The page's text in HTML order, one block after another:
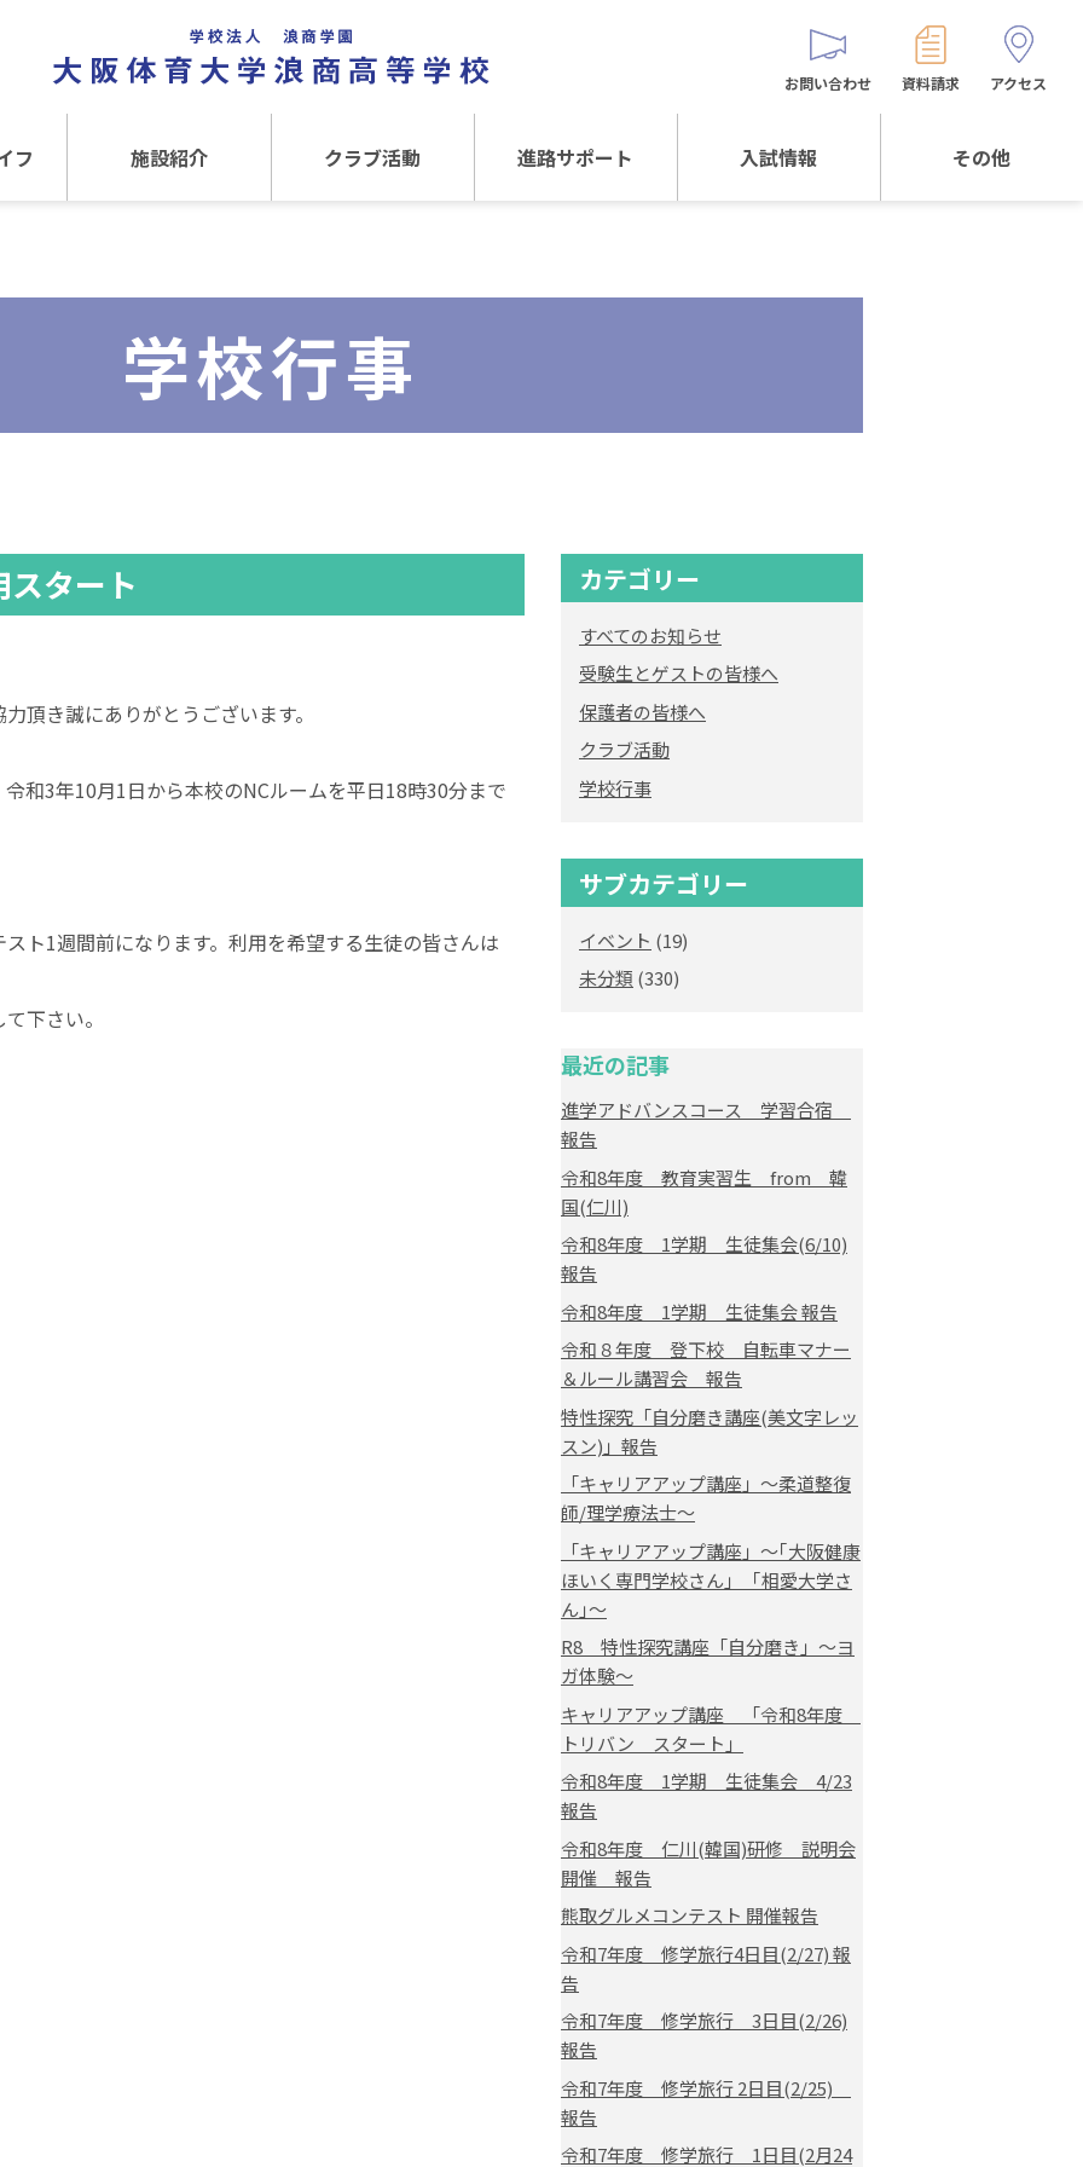
フ 施設紹介 クラブ活動
文化クラブ
進路サポート 入試情報 その他
お問い合わせ 資料請求 アクセス
学校行事
タート
頂き誠にありがとうございます。
和3年10月1日から本校のNCルームを平日18時30分まで
ト1週間前になります。利用を希望する生徒の皆さんは
下さい。
カテゴリー
すべてのお知らせ
受験生とゲストの皆様へ
保護者の皆様へ
クラブ活動
学校行事
サブカテゴリー
イベント (19)
未分類 (330)
最近の記事
進学アドバンスコース 学習合宿
報告
令和8年度 教育実習生 from 韓
国(仁川)
令和8年度 1学期 生徒集会(6/10)
報告
令和8年度 1学期 生徒集会 報告
令和８年度 登下校 自転車マナー
＆ルール講習会 報告
特性探究「自分磨き講座(美文字レッ
スン)」報告
「キャリアアップ講座」～柔道整復
師/理学療法士～
「キャリアアップ講座」～｢大阪健康
ほいく専門学校さん｣ ｢相愛大学さ
ん｣～
R8 特性探究講座「自分磨き」～ヨ
ガ体験～
キャリアアップ講座 「令和8年度
トリバン スタート」
令和8年度 1学期 生徒集会 4/23
報告
令和8年度 仁川(韓国)研修 説明会
開催 報告
熊取グルメコンテスト 開催報告
令和7年度 修学旅行4日目(2/27) 報
告
令和7年度 修学旅行 3日目(2/26)
報告
令和7年度 修学旅行 2日目(2/25)
報告
令和7年度 修学旅行 1日目(2月24